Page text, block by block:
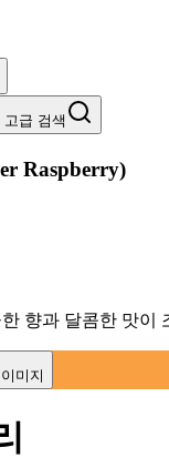
고급 검색
Raspberry)
향과 달콤한 맛이
미지